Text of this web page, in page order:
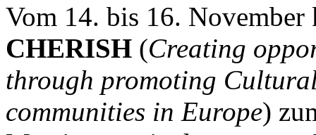
Vom 14. bis 16. November
CHERISH (Creating
through promoting
communities in Europe)